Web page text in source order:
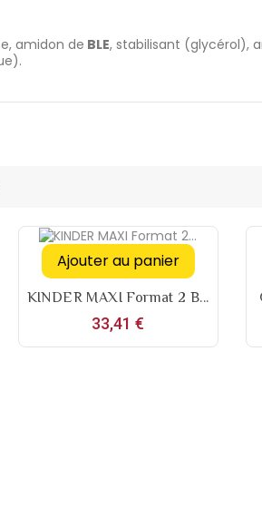
amidon de BLE, stabilisant (glycérol),
Ajouter au panier
KINDER MAXI Format 2 B...
33,41 €